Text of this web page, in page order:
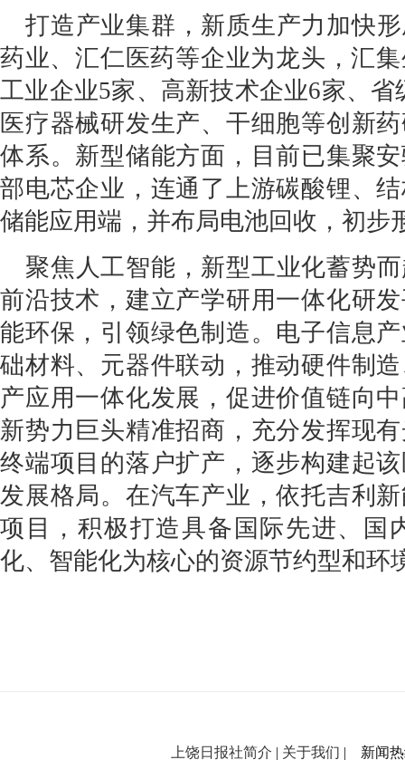
打造产业集群，新质生产力加快
药业、汇仁医药等企业为龙头，汇
工业企业5家、高新技术企业6家、
医疗器械研发生产、干细胞等创新
体系。新型储能方面，目前已集聚
部电芯企业，连通了上游碳酸锂、
储能应用端，并布局电池回收，初步
聚焦人工智能，新型工业化蓄势
前沿技术，建立产学研用一体化研
能环保，引领绿色制造。电子信息
础材料、元器件联动，推动硬件制
产应用一体化发展，促进价值链向
新势力巨头精准招商，充分发挥现
终端项目的落户扩产，逐步构建起
发展格局。在汽车产业，依托吉利
项目，积极打造具备国际先进、国
化、智能化为核心的资源节约型和环
上饶日报社简介 | 关于我们 | 新闻热